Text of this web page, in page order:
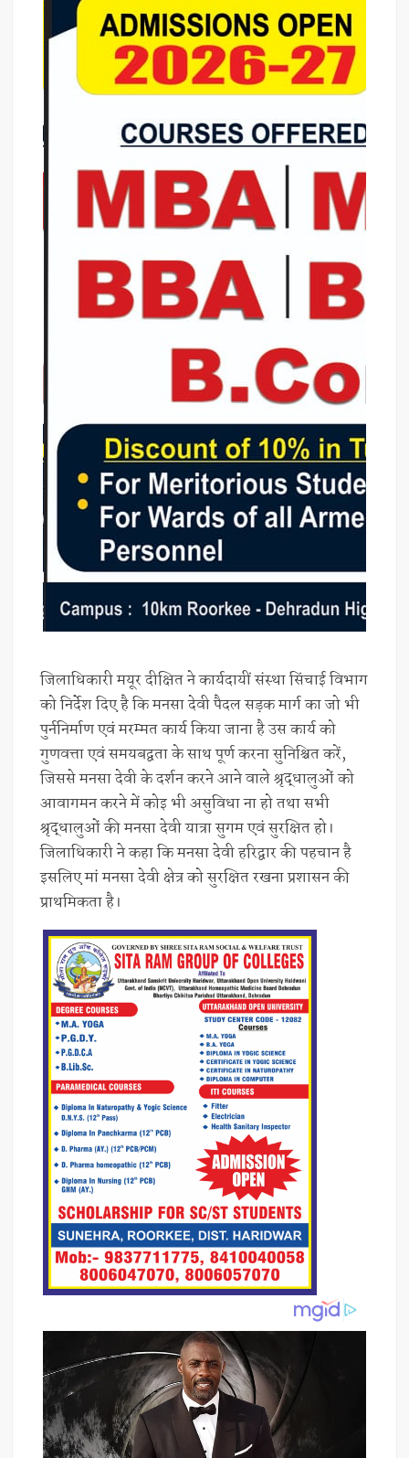
जिलाधिकारी मयूर दीक्षित ने कार्यदायीं संस्था सिंचाई विभाग
को निर्देश दिए है कि मनसा देवी पैदल सड़क मार्ग का जो भी
पुर्ननिर्माण एवं मरम्मत कार्य किया जाना है उस कार्य को
गुणवत्ता एवं समयबद्वता के साथ पूर्ण करना सुनिश्चित करें,
जिससे मनसा देवी के दर्शन करने आने वाले श्रृद्धालुओं को
आवागमन करने में कोइ भी असुविधा ना हो तथा सभी
श्रृद्धालुओं की मनसा देवी यात्रा सुगम एवं सुरक्षित हो।
जिलाधिकारी ने कहा कि मनसा देवी हरिद्वार की पहचान है
इसलिए मां मनसा देवी क्षेत्र को सुरक्षित रखना प्रशासन की
प्राथमिकता है।